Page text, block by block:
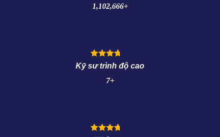
1,102,666+
Kỹ sư trình độ cao
7+